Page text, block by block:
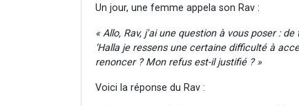
Un jour, une femme appela son Rav :
« Allo, Rav, j'ai une question à vous poser : de
‘Halla je ressens une certaine difficulté à
renoncer ? Mon refus est-il justifié ? »
Voici la réponse du Rav :